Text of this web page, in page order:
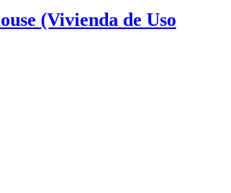
(Vivienda de Uso